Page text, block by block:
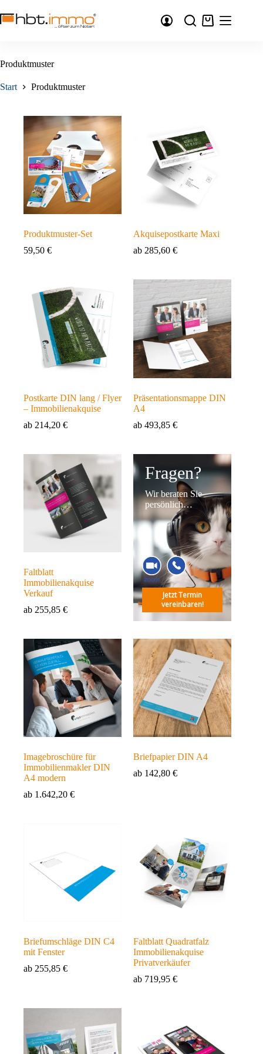
Inhalt
springen
Warenkorb
Produktmuster
Start Produktmuster
Produktmuster-Set
59,50 €
Akquisepostkarte Maxi
ab285,60€
Postkarte DIN lang / Flyer
– Immobilienakquise
ab 214,20 €
Präsentationsmappe DIN
A4
ab493,85€
Faltblatt
Immobilienakquise
Verkauf
ab 255,85 €
Fragen?
Wir beraten Sie
persönlich…
Jetzt Termin
vereinbaren!
Imagebroschüre für
Immobilienmakler DIN
A4 modern
ab 1.642,20 €
Briefpapier DIN A4
ab 142,80€
Briefumschläge DIN C4
mit Fenster
ab 255,85 €
Faltblatt Quadratfalz
Immobilienakquise
Privatverkäufer
ab 719,95€